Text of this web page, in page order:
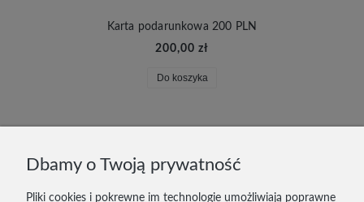
Karta podarunkowa 200 PLN
200,00 zł
Do koszyka
DOSTAWA I PŁATNOŚĆ
Dbamy o Twoją prywatność
Pliki cookies i pokrewne im technologie umożliwiają poprawne